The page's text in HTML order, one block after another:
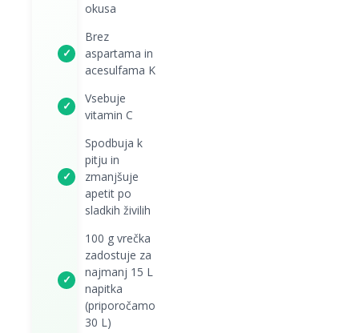
okusa
✓
Brez
aspartama in
acesulfama K
✓
Vsebuje
vitamin C
✓
Spodbuja k
pitju in
zmanjšuje
apetit po
sladkih živilih
✓
100 g vrečka
zadostuje za
najmanj 15 L
napitka
(priporočamo
30 L)